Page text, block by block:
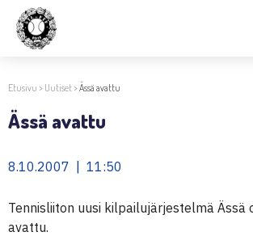
Etusivu > Uutiset>Ässä avattu
Ässä avattu
8.10.2007 | 11:50
Tennisliiton uusi kilpailujärjestelmä Ässä
avattu.